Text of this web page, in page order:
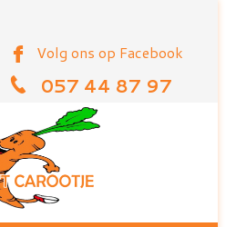
Volg ons op Facebook
057 44 87 97